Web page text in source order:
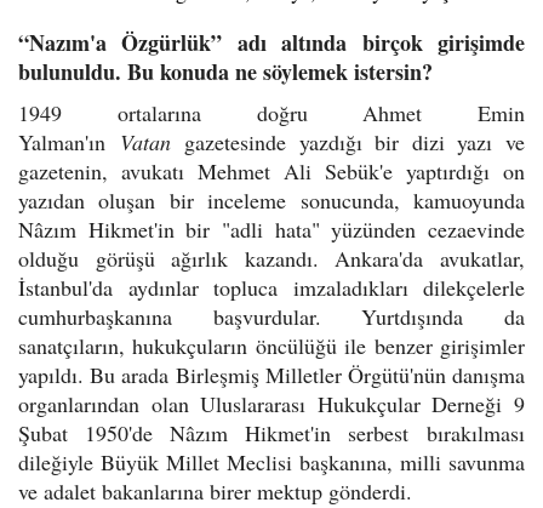
“Nazım'a Özgürlük” adı altında birçok girişimde
bulunuldu. Bu konuda ne söylemek istersin?
1949 ortalarına doğru Ahmet Emin
Yalman'ın Vatangazetesinde yazdığı bir dizi yazı ve
gazetenin, avukatı Mehmet Ali Sebük'e yaptırdığı on
yazıdan oluşan bir inceleme sonucunda, kamuoyunda
Nâzım Hikmet'in bir "adli hata" yüzünden cezaevinde
olduğu görüşü ağırlık kazandı. Ankara'da avukatlar,
İstanbul'da aydınlar topluca imzaladıkları dilekçelerle
cumhurbaşkanına başvurdular. Yurtdışında da
sanatçıların, hukukçuların öncülüğü ile benzer girişimler
yapıldı. Bu arada Birleşmiş Milletler Örgütü'nün danışma
organlarından olan Uluslararası Hukukçular Derneği 9
Şubat 1950'de Nâzım Hikmet'in serbest
bırakılması
dileğiyle Büyük Millet Meclisi başkanına, milli savunma
ve adalet bakanlarına birer mektup gönderdi.